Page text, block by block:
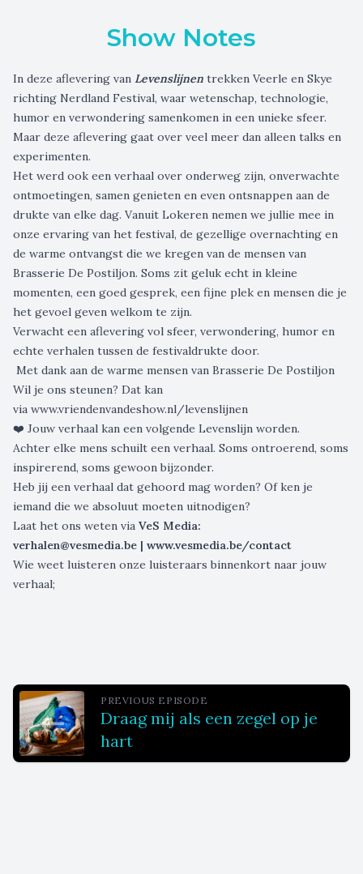
Show Notes
In deze aflevering van Levenslijnen trekken Veerle en Skye
richting Nerdland Festival, waar wetenschap, technologie,
humor en verwondering samenkomen in een unieke sfeer.
Maar deze aflevering gaat over veel meer dan alleen talks en
experimenten.
Het werd ook een verhaal over onderweg zijn, onverwachte
ontmoetingen, samen genieten en even ontsnappen aan de
drukte van elke dag. Vanuit Lokeren nemen we jullie mee in
onze ervaring van het festival, de gezellige overnachting en
de warme ontvangst die we kregen van de mensen van
Brasserie De Postiljon. Soms zit geluk echt in kleine
momenten, een goed gesprek, een fijne plek en mensen die je
het gevoel geven welkom te zijn.
Verwacht een aflevering vol sfeer, verwondering, humor en
echte verhalen tussen de festivaldrukte door.
️ Met dank aan de warme mensen van Brasserie De Postiljon
Wil je ons steunen? Dat kan
via www.vriendenvandeshow.nl/levenslijnen
❤️ Jouw verhaal kan een volgende Levenslijn worden.
Achter elke mens schuilt een verhaal. Soms ontroerend, soms
inspirerend, soms gewoon bijzonder.
Heb jij een verhaal dat gehoord mag worden? Of ken je
iemand die we absoluut moeten uitnodigen?
Laat het ons weten via VeS Media:
verhalen@vesmedia.be | www.vesmedia.be/contact
Wie weet luisteren onze luisteraars binnenkort naar jouw
verhaal;
PREVIOUS EPISODE
Draag mij als een zegel op je
hart